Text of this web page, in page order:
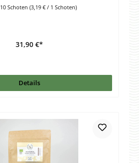
10 Schoten (3,19 € / 1 Schoten)
31,90 €*
Details